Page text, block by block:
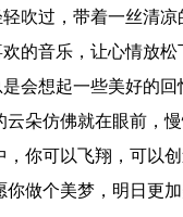
三季度生猪价格或有
真实生物上市遭质疑
浙江嘉兴发布房产政
6月新增人民币贷款
吹过，带着一丝清
的音乐，让心情放
会想起一些美好的
云朵仿佛就在眼前，
，你可以飞翔，可以
你做个美梦，明日更加